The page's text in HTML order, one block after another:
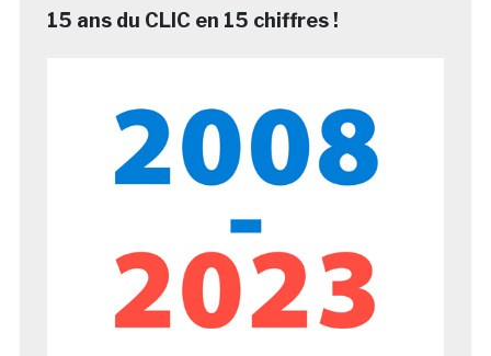
15 ans du CLIC en 15 chiffres !